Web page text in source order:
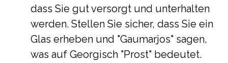
dass Sie gut versorgt und unterhalten
werden. Stellen Sie sicher, dass Sie ein
Glas erheben und "Gaumarjos" sagen,
was auf Georgisch "Prost" bedeutet.